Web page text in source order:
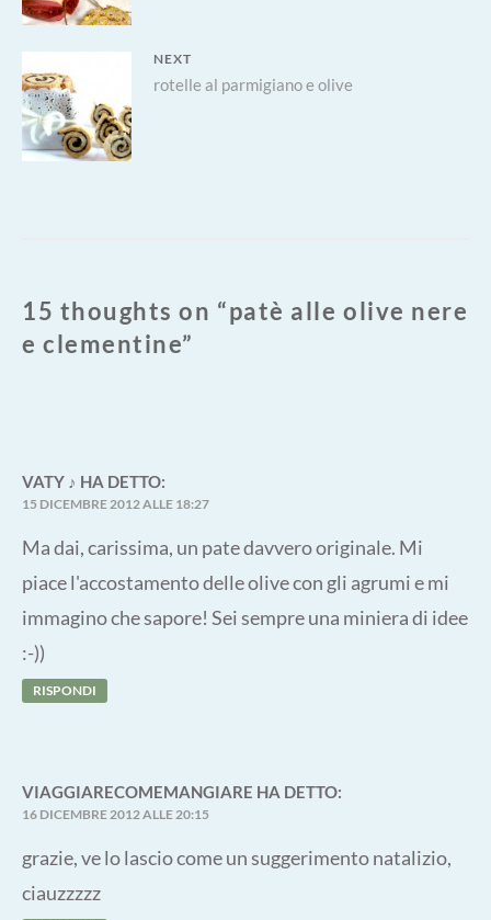
NEXT
Next
post:
rotelle al parmigiano e olive
15 thoughts on “patè alle olive nere
e clementine”
VATY ♪ HA DETTO:
15 DICEMBRE 2012 ALLE 18:27
Ma dai, carissima, un pate davvero originale. Mi
piace l'accostamento delle olive con gli agrumi e mi
immagino che sapore! Sei sempre una miniera di idee
:-))
RISPONDI
VIAGGIARECOMEMANGIARE HA DETTO:
16 DICEMBRE 2012 ALLE 20:15
grazie, ve lo lascio come un suggerimento natalizio,
ciauzzzzz